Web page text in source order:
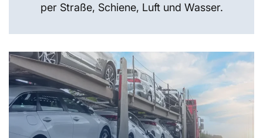
per Straße, Schiene, Luft und Wasser.